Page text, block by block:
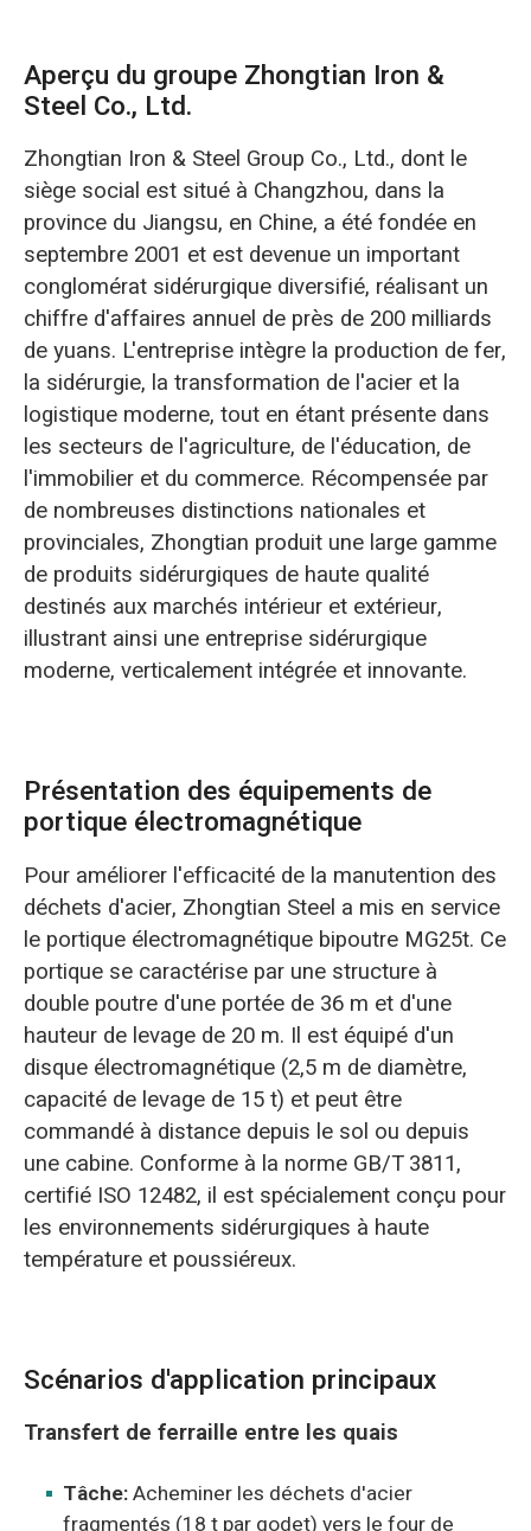
Aperçu du groupe Zhongtian Iron &
Steel Co., Ltd.
Zhongtian Iron & Steel Group Co., Ltd., dont le
siège social est situé à Changzhou, dans la
province du Jiangsu, en Chine, a été fondée en
septembre 2001 et est devenue un important
conglomérat sidérurgique diversifié, réalisant un
chiffre d'affaires annuel de près de 200 milliards
de yuans. L'entreprise intègre la production de fer,
la sidérurgie, la transformation de l'acier et la
logistique moderne, tout en étant présente dans
les secteurs de l'agriculture, de l'éducation, de
l'immobilier et du commerce. Récompensée par
de nombreuses distinctions nationales et
provinciales, Zhongtian produit une large gamme
de produits sidérurgiques de haute qualité
destinés aux marchés intérieur et extérieur,
illustrant ainsi une entreprise sidérurgique
moderne, verticalement intégrée et innovante.
Présentation des équipements de
portique électromagnétique
Pour améliorer l'efficacité de la manutention des
déchets d'acier, Zhongtian Steel a mis en service
le portique électromagnétique bipoutre MG25t. Ce
portique se caractérise par une structure à
double poutre d'une portée de 36 m et d'une
hauteur de levage de 20 m. Il est équipé d'un
disque électromagnétique (2,5 m de diamètre,
capacité de levage de 15 t) et peut être
commandé à distance depuis le sol ou depuis
une cabine. Conforme à la norme GB/T 3811,
certifié ISO 12482, il est spécialement conçu pour
les environnements sidérurgiques à haute
température et poussiéreux.
Scénarios d'application principaux
Transfert de ferraille entre les quais
Tâche:Acheminer les déchets d'acier
fragmentés (18 t par godet) vers le four de